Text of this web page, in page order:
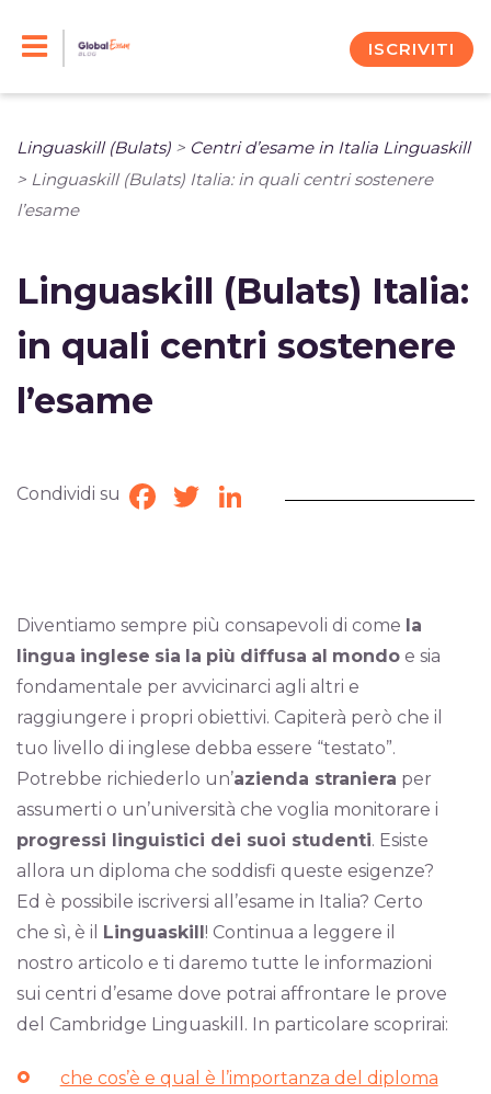
ISCRIVITI
Linguaskill (Bulats) > Centri d’esame in Italia Linguaskill
> Linguaskill (Bulats) Italia: in quali centri sostenere
l’esame
Linguaskill (Bulats) Italia:
in quali centri sostenere
l’esame
Condividi su Facebook
TwitterLinkedIn
Diventiamo sempre più consapevoli di come la
lingua inglese sia la più diffusa al mondoe sia
fondamentale per avvicinarci agli altri e
raggiungere i propri obiettivi. Capiterà però che il
tuo livello di inglese debba essere “testato”.
Potrebbe richiederlo un’azienda straniera per
assumerti o un’università che voglia monitorare i
progressi linguistici dei suoi studenti. Esiste
allora un diploma che soddisfi queste esigenze?
Ed è possibile iscriversi all’esame in Italia? Certo
che sì, è il Linguaskill! Continua a leggere il
nostro articolo e ti daremo tutte le informazioni
sui centri d’esame dove potrai affrontare le prove
del Cambridge Linguaskill. In particolare scoprirai:
che cos’è e qual è l’importanza del diploma